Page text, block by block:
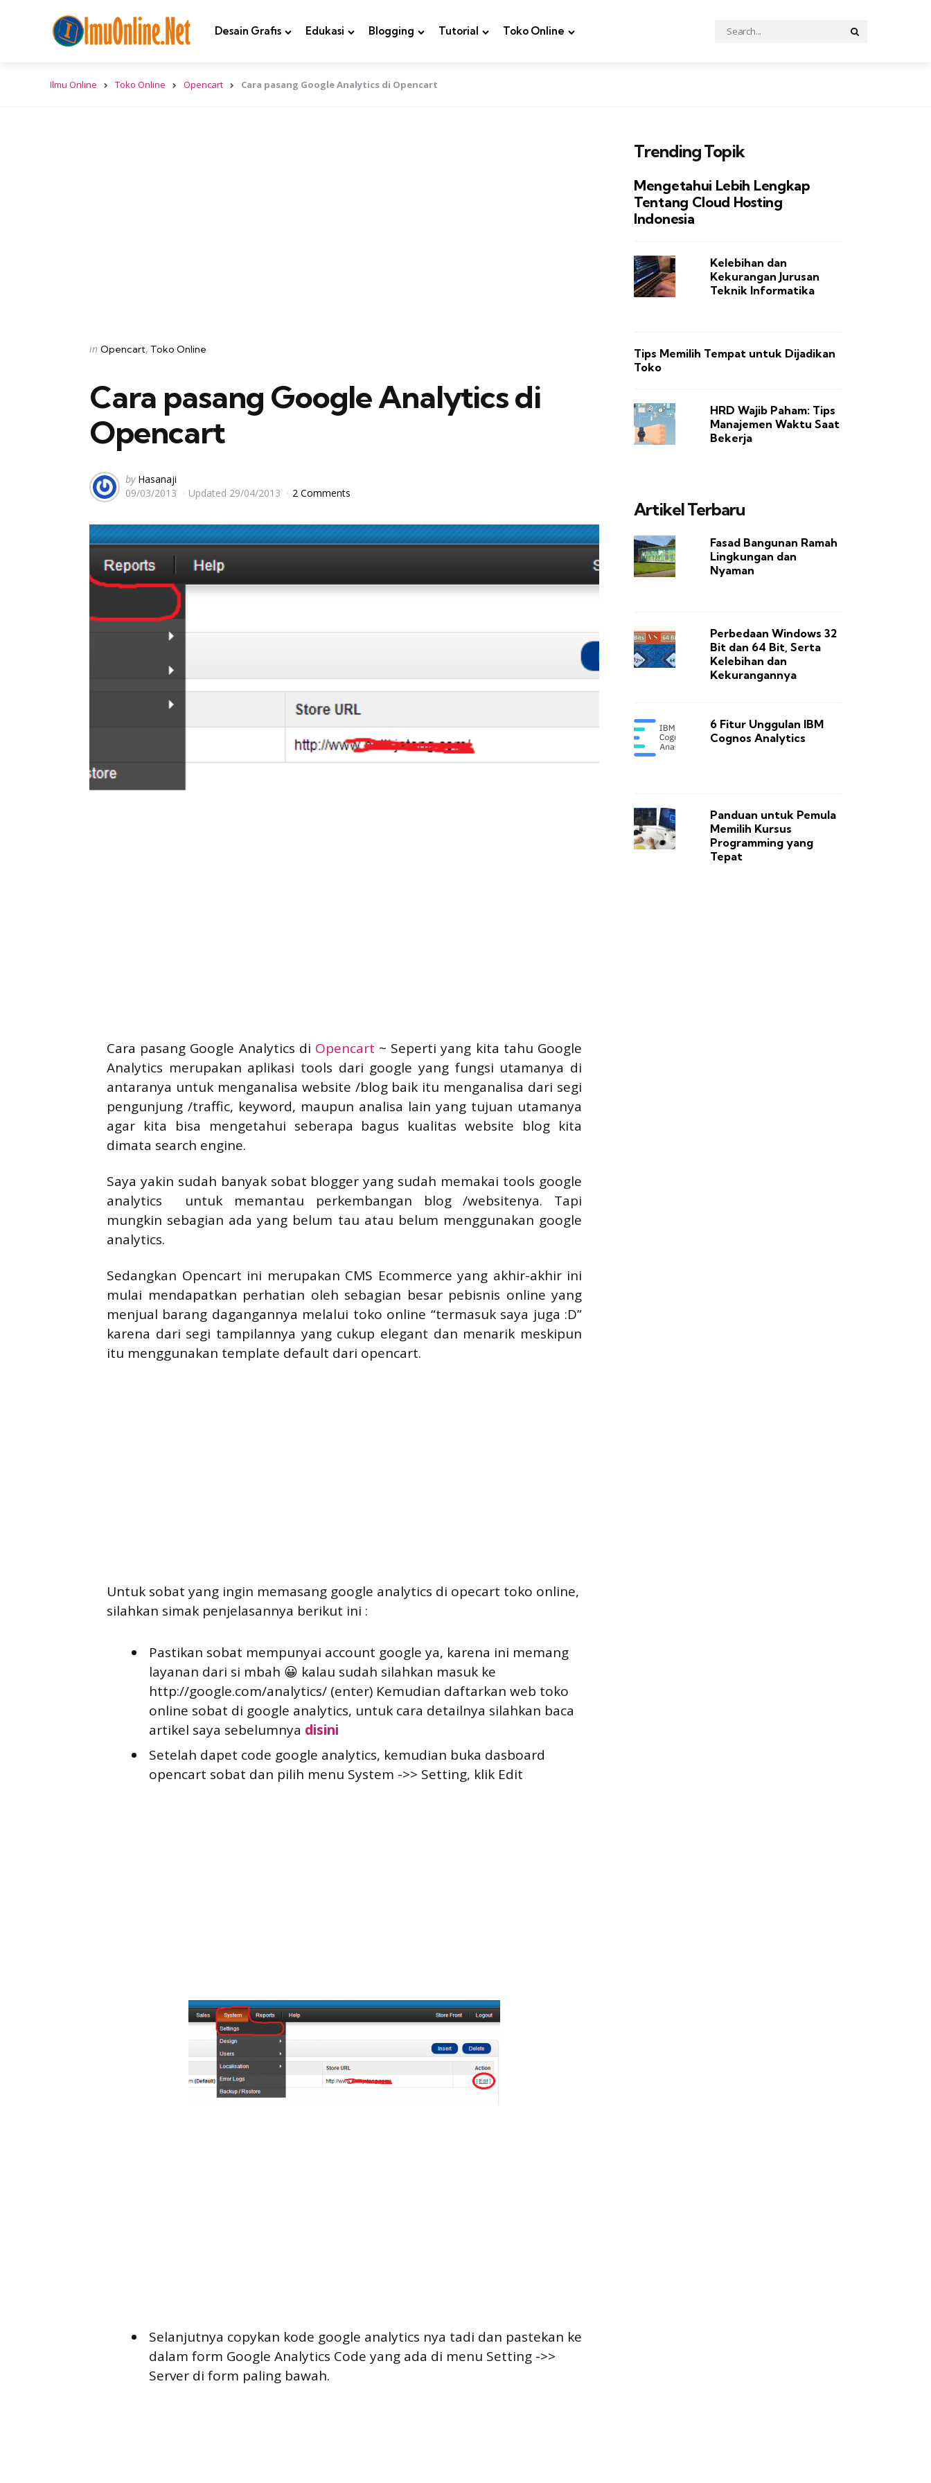
Desain Grafis Edukasi Blogging Tutorial Toko Online
Search
for:
Ilmu Online Toko Online Opencart Cara pasang Google Analytics di Opencart
Categories
Posted
in Opencart Toko Online
Cara pasang Google Analytics di
Opencart
Posted
by
by Hasanaji
09/03/2013
Updated 29/04/2013 2 Comments
Cara pasang Google Analytics di Opencart ~ Seperti yang kita tahu Google
Analytics merupakan aplikasi tools dari google yang fungsi utamanya di
antaranya untuk menganalisa website /blog baik itu menganalisa dari segi
pengunjung /traffic, keyword, maupun analisa lain yang tujuan utamanya
agar kita bisa mengetahui seberapa bagus kualitas website blog kita
dimata search engine.
Saya yakin sudah banyak sobat blogger yang sudah memakai tools google
analytics untuk memantau perkembangan blog /websitenya. Tapi
mungkin sebagian ada yang belum tau atau belum menggunakan google
analytics.
Sedangkan Opencart ini merupakan CMS Ecommerce yang akhir-akhir ini
mulai mendapatkan perhatian oleh sebagian besar pebisnis online yang
menjual barang dagangannya melalui toko online “termasuk saya juga :D”
karena dari segi tampilannya yang cukup elegant dan menarik meskipun
itu menggunakan template default dari opencart.
Untuk sobat yang ingin memasang google analytics di opecart toko online,
silahkan simak penjelasannya berikut ini :
Pastikan sobat mempunyai account google ya, karena ini memang
layanan dari si mbah 😀 kalau sudah silahkan masuk ke
http://google.com/analytics/ (enter) Kemudian daftarkan web toko
online sobat di google analytics, untuk cara detailnya silahkan baca
artikel saya sebelumnya disini
Setelah dapet code google analytics, kemudian buka dasboard
opencart sobat dan pilih menu System ->> Setting, klik Edit
Selanjutnya copykan kode google analytics nya tadi dan pastekan ke
dalam form Google Analytics Code yang ada di menu Setting ->>
Server di form paling bawah.
Trending Topik
Mengetahui Lebih Lengkap
Tentang Cloud Hosting
Indonesia
Kelebihan dan
Kekurangan Jurusan
Teknik Informatika
Tips Memilih Tempat untuk Dijadikan
Toko
HRD Wajib Paham: Tips
Manajemen Waktu Saat
Bekerja
Artikel Terbaru
Fasad Bangunan Ramah
Lingkungan dan
Nyaman
Perbedaan Windows 32
Bit dan 64 Bit, Serta
Kelebihan dan
Kekurangannya
6 Fitur Unggulan IBM
Cognos Analytics
Panduan untuk Pemula
Memilih Kursus
Programming yang
Tepat